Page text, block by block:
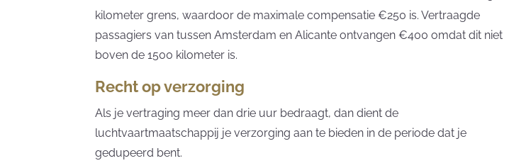
kilometer grens, waardoor de maximale compensatie €250 is. Vertraagde
passagiers van tussen Amsterdam en Alicante ontvangen €400 omdat dit niet
boven de 1500 kilometer is.
Recht op verzorging
Als je vertraging meer dan drie uur bedraagt, dan dient de
luchtvaartmaatschappij je verzorging aan te bieden in de periode dat je
gedupeerd bent.